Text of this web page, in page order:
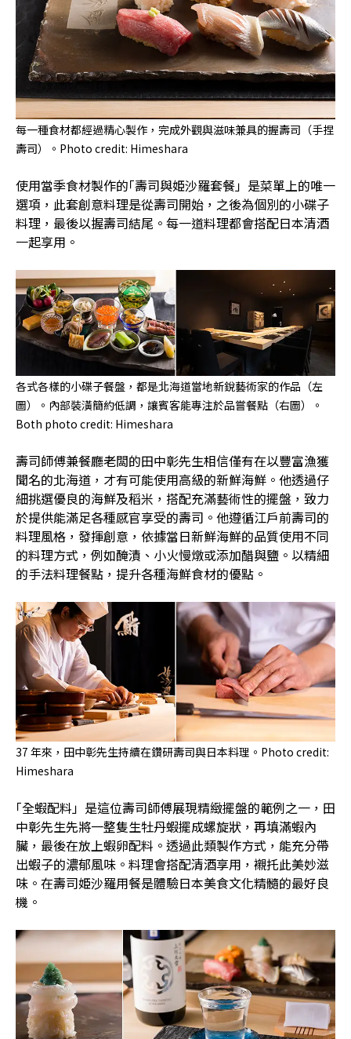
每一種食材都經過精心製作，完成外觀與滋味兼具的握壽司（手捏
壽司）。Photo credit: Himeshara
使用當季食材製作的｢壽司與姫沙羅套餐」是菜單上的唯一
選項，此套創意料理是從壽司開始，之後為個別的小碟子
料理，最後以握壽司結尾。每一道料理都會搭配日本清酒
一起享用。
各式各樣的小碟子餐盤，都是北海道當地新銳藝術家的作品（左
圖）。內部裝潢簡約低調，讓賓客能專注於品嘗餐點（右圖）。
Both photo credit: Himeshara
壽司師傅兼餐廳老闆的田中彰先生相信僅有在以豐富漁獲
聞名的北海道，才有可能使用高級的新鮮海鮮。他透過仔
細挑選優良的海鮮及稻米，搭配充滿藝術性的擺盤，致力
於提供能滿足各種感官享受的壽司。他遵循江戶前壽司的
料理風格，發揮創意，依據當日新鮮海鮮的品質使用不同
的料理方式，例如醃漬、小火慢燉或添加醋與鹽。以精細
的手法料理餐點，提升各種海鮮食材的優點。
37 年來，田中彰先生持續在鑽研壽司與日本料理。Photo credit:
Himeshara
｢全蝦配料」是這位壽司師傅展現精緻擺盤的範例之一，田
中彰先生先將一整隻生牡丹蝦擺成螺旋狀，再填滿蝦內
臟，最後在放上蝦卵配料。透過此類製作方式，能充分帶
出蝦子的濃郁風味。料理會搭配清酒享用，襯托此美妙滋
味。在壽司姫沙羅用餐是體驗日本美食文化精髓的最好良
機。